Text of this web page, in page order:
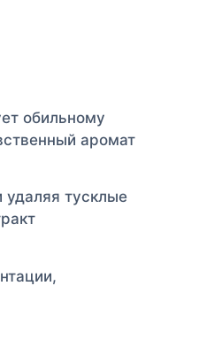
обильному
аромат
тусклые